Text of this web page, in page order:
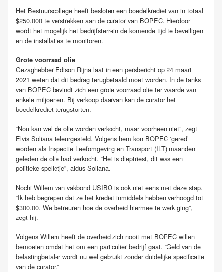
Het Bestuurscollege heeft besloten een boedelkrediet van in totaal
$250.000 te verstrekken aan de curator van BOPEC. Hierdoor
wordt het mogelijk het bedrijfsterrein de komende tijd te beveiligen
en de installaties te monitoren.
Grote voorraad olie
Gezaghebber Edison Rijna laat in een persbericht op 24 maart
2021 weten dat dit bedrag terugbetaald moet worden. In de tanks
van BOPEC bevindt zich een grote voorraad olie ter waarde van
enkele miljoenen. Bij verkoop daarvan kan de curator het
boedelkrediet terugstorten.
“Nou kan wel de olie worden verkocht, maar voorheen niet”, zegt
Elvis Soliana teleurgesteld. Volgens hem kon BOPEC ‘gered’
worden als Inspectie Leefomgeving en Transport (ILT) maanden
geleden de olie had verkocht. “Het is dieptriest, dit was een
politieke spelletje”, aldus Soliana.
Nochi Willem van vakbond USIBO is ook niet eens met deze stap.
“Ik heb begrepen dat ze het krediet inmiddels hebben verhoogd tot
$300.00. We betreuren hoe de overheid hiermee te werk ging”,
zegt hij.
Volgens Willem heeft de overheid zich nooit met BOPEC willen
bemoeien omdat het om een particulier bedrijf gaat. “Geld van de
belastingbetaler wordt nu wel gebruikt zonder duidelijke specificatie
van de curator.”